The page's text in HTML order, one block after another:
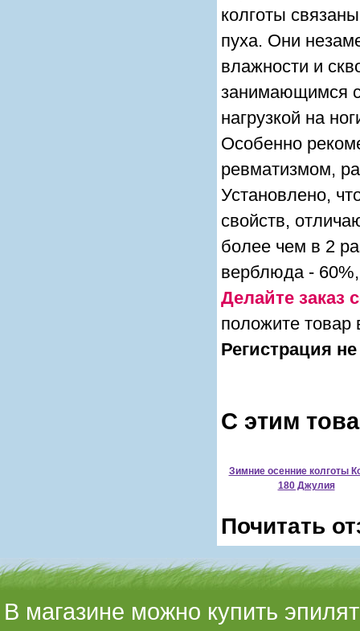
колготы
пуха. Они
влажности и
занимающимся
нагрузкой на
Особенно
ревматизмом,
Установлено,
свойств,
более чем в 2
верблюда -
Делайте заказ
положите товар
Регистрация
С этим
Зимние осенние колготы
180 Джулия
Почитать
В магазине можно купить